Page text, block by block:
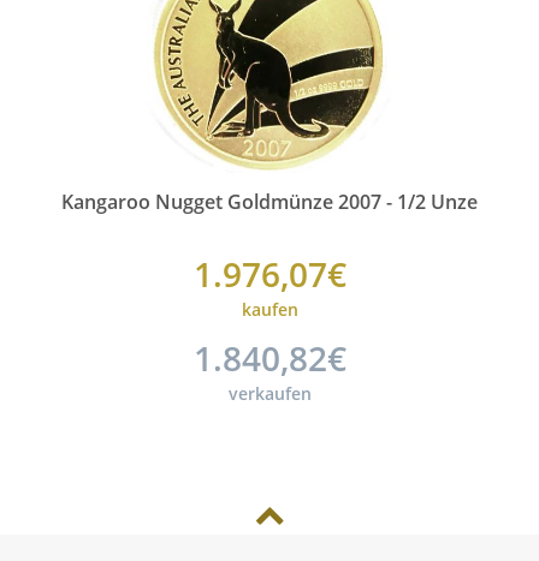
Kangaroo Nugget Goldmünze 2007 - 1/2 Unze
1.976,07€
kaufen
1.840,82€
verkaufen